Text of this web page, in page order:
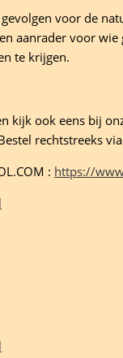
voor de
aanrader voor
te krijgen.
kijk ook eens bij
rechtstreeks
: https://